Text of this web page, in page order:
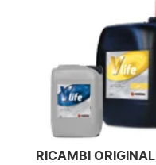
RICAMBI ORIGINALI